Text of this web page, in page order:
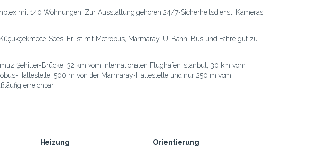
mit 140 Wohnungen. Zur Ausstattung gehören 24/7-Sicherheitsdienst, Kameras,
Sees. Er ist mit Metrobus, Marmaray, U-Bahn, Bus und Fähre gut zu
Şehitler-Brücke, 32 km vom internationalen Flughafen Istanbul, 30 km vom
Haltestelle, 500 m von der Marmaray-Haltestelle und nur 250 m vom
erreichbar.
Heizung
Orientierung